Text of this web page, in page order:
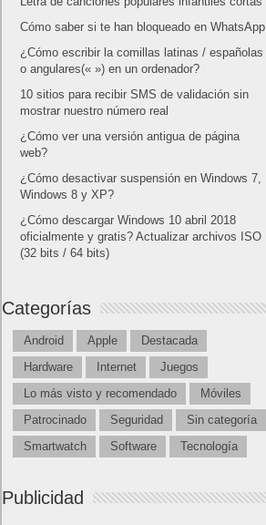
Cómo saber si te han bloqueado en WhatsApp
¿Cómo escribir la comillas latinas / españolas
o angulares(« ») en un ordenador?
10 sitios para recibir SMS de validación sin
mostrar nuestro número real
¿Cómo ver una versión antigua de página
web?
¿Cómo desactivar suspensión en Windows 7,
Windows 8 y XP?
¿Cómo descargar Windows 10 abril 2018
oficialmente y gratis? Actualizar archivos ISO
(32 bits / 64 bits)
Categorías
Android Apple
Destacada
Hardware
Internet
Juegos
Lo más visto y recomendado
Móviles
Patrocinado
Seguridad
Sin categoría
Smartwatch
Software Tecnología
Publicidad